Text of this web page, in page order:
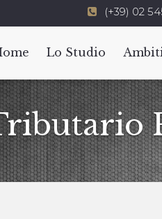
(+39) 02
Lo Studio